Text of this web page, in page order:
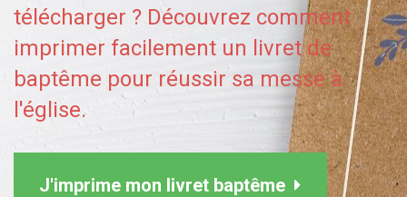
télécharger ? Découvrez comment
imprimer facilement un livret de
baptême pour réussir sa messe à
l'église.
J'imprime mon livret baptême